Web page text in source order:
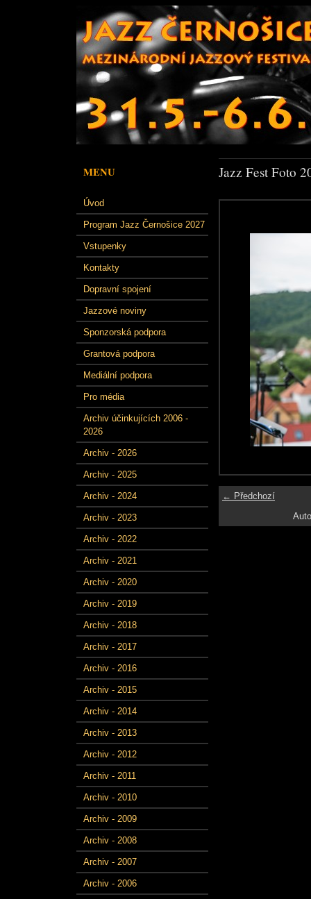
MENU
Úvod
Program Jazz Černošice 2027
Vstupenky
Kontakty
Dopravní spojení
Jazzové noviny
Sponzorská podpora
Grantová podpora
Mediální podpora
Pro média
Archiv účinkujících 2006 -
2026
Archiv - 2026
Archiv - 2025
Archiv - 2024
Archiv - 2023
Archiv - 2022
Archiv - 2021
Archiv - 2020
Archiv - 2019
Archiv - 2018
Archiv - 2017
Archiv - 2016
Archiv - 2015
Archiv - 2014
Archiv - 2013
Archiv - 2012
Archiv - 2011
Archiv - 2010
Archiv - 2009
Archiv - 2008
Archiv - 2007
Archiv - 2006
Jazz Fest Foto
← Předchozí